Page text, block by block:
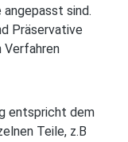
sind.
Präservative
Verfahren
entspricht dem
Teile, z.B